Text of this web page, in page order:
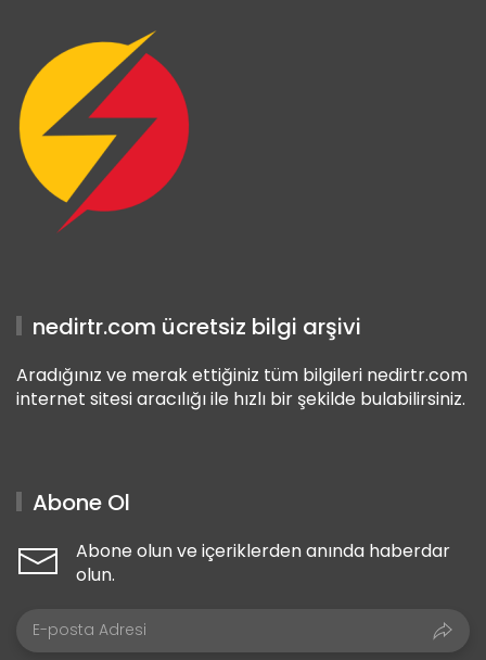
nedirtr.com ücretsiz bilgi arşivi
Aradığınız ve merak ettiğiniz tüm bilgileri nedirtr.com
internet sitesi aracılığı ile hızlı bir şekilde bulabilirsiniz.
Abone Ol
Abone olun ve içeriklerden anında haberdar
olun.